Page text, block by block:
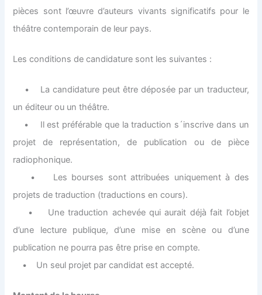
pièces sont l’œuvre d’auteurs vivants significatifs pour le
théâtre contemporain de leur pays.
Les conditions de candidature sont les suivantes :
• La candidature peut être déposée par un traducteur,
un éditeur ou un théâtre.
• Il est préférable que la traduction s´inscrive dans un
projet de représentation, de publication ou de pièce
radiophonique.
• Les bourses sont attribuées uniquement à des
projets de traduction (traductions en cours).
• Une traduction achevée qui aurait déjà fait l’objet
d’une lecture publique, d’une mise en scène ou d’une
publication ne pourra pas être prise en compte.
• Un seul projet par candidat est accepté.